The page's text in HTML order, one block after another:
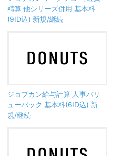
精算 他シリーズ併用 基本料
(9ID込) 新規/継続
ジョブカン給与計算 人事バリ
ューパック 基本料(6ID込) 新
規/継続